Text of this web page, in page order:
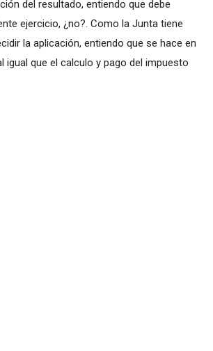
del resultado, entiendo que debe
ejercicio, ¿no?. Como la Junta tiene
la aplicación, entiendo que se hace en
igual que el calculo y pago del impuesto